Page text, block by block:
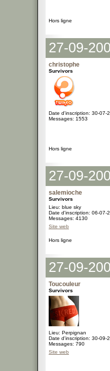
Hors ligne
27-09-
christophe
Survivors
Date d'inscription: 30-07-
Messages: 1553
Hors ligne
27-09-
salemioche
Survivors
Lieu: blue sky
Date d'inscription: 06-07-
Messages: 4130
Site web
Hors ligne
27-09-
Toucouleur
Survivors
Lieu: Perpignan
Date d'inscription: 30-09-
Messages: 790
Site web